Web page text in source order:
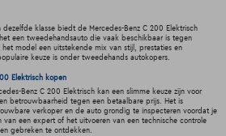
klasse biedt de Mercedes-Benz C 200 Elektrisch
een tweedehandsauto die vaak beschikbaar is tegen
model een uitstekende mix van stijl, prestaties en
keuze is onder tweedehands autokopers.
Elektrisch kopen
Benz C 200 Elektrisch kan een slimme keuze zijn voor
betrouwbaarheid tegen een betaalbare prijs. Het is
verkoper en de auto grondig te inspecteren voordat je
een expert of het uitvoeren van een technische controle
gebreken te ontdekken.